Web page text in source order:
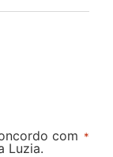
com
Luzia.
*